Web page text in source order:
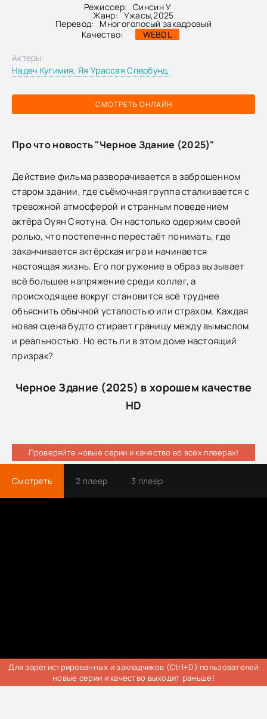
Режиссер: Синсин У
Жанр: Ужасы,2025
Перевод:
Многоголосый закадровый
Качество:
WEBDL
СМОТРЕТЬ ОНЛАЙН
Актеры:
Надеч Кугимия,Яя Урассая Спербунд,
Про что новость "Черное Здание (2025)"
Действие фильма разворачивается в заброшенном
старом здании, где съёмочная группа сталкивается с
тревожной атмосферой и странным поведением
актёра Оуян Сяотуна. Он настолько одержим своей
ролью, что постепенно перестаёт понимать, где
заканчивается актёрская игра и начинается
настоящая жизнь. Его погружение в образ вызывает
всё большее напряжение среди коллег, а
происходящее вокруг становится всё труднее
объяснить обычной усталостью или страхом. Каждая
новая сцена будто стирает границу между вымыслом
и реальностью. Но есть ли в этом доме настоящий
призрак?
Черное Здание (2025) в хорошем качестве
HD
Проверяйте новые серии и качество во всех плеерах!
Смотреть 2 плеер 3 плеер
Для зарегистрированных и закладчиков (Ctrl+D) пользователей
новые серии и качество выходит раньше!